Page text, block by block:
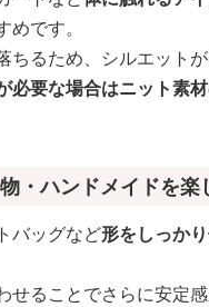
めです。
ちるため、シルエットが
必要な場合はニット素
・ハンドメイドを楽
バッグなど形をしっか
せることでさらに安定感